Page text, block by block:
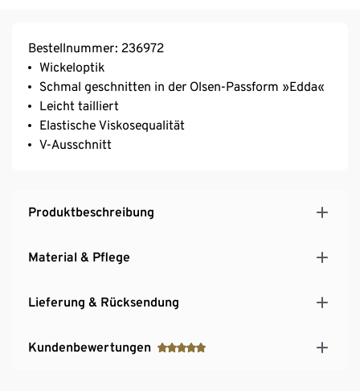
Bestellnummer: 236972
Wickeloptik
Schmal geschnitten in der Olsen-Passform »Edda«
Leicht tailliert
Elastische Viskosequalität
V-Ausschnitt
Produktbeschreibung
Material & Pflege
Lieferung & Rücksendung
Kundenbewertungen